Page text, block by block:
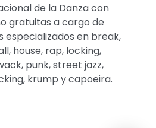
de la Danza con
gratuitas a cargo de
especializados en break,
house, rap, locking,
punk, street jazz,
krump y capoeira.